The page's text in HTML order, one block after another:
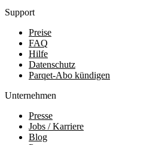
Support
Preise
FAQ
Hilfe
Datenschutz
Parqet-Abo kündigen
Unternehmen
Presse
Jobs / Karriere
Blog